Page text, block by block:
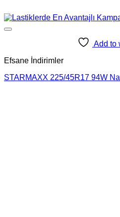
Add to
Efsane İndirimler
STARMAXX 225/45R17 94W